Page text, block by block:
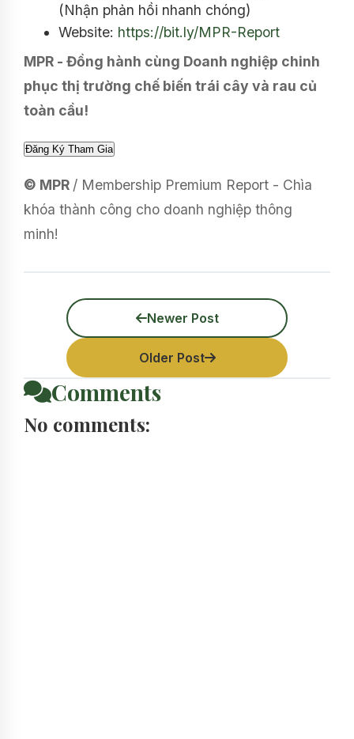
(Nhận phản hồi nhanh chóng)
Website: https://bit.ly/MPR-Report
MPR - Đồng hành cùng Doanh nghiệp chinh
phục thị trường chế biến trái cây và rau củ
toàn cầu!
© MPR / Membership Premium Report - Chìa
khóa thành công cho doanh nghiệp thông
minh!
Newer Post
Older Post
Comments
No comments: